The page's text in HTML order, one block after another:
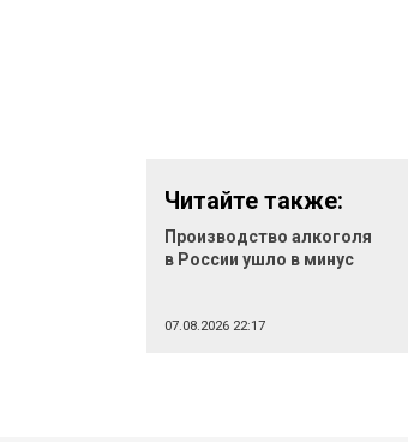
Читайте также:
Производство алкоголя
в России ушло в минус
07.08.2026 22:17